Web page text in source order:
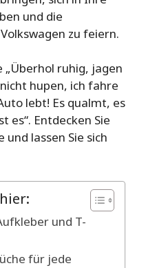
und die
zu feiern.
„Überhol ruhig, jagen
hupen, ich fahre
lebt! Es qualmt, es
es“. Entdecken Sie
und lassen Sie sich
und T-
für jede